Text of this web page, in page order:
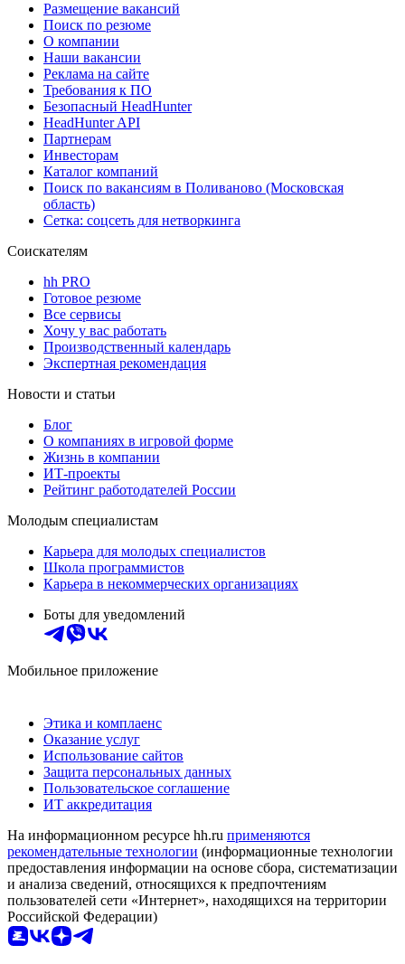
Размещение вакансий
Поиск по резюме
О компании
Наши вакансии
Реклама на сайте
Требования к ПО
Безопасный HeadHunter
HeadHunter API
Партнерам
Инвесторам
Каталог компаний
Поиск по вакансиям в Поливаново (Московская
область)
Сетка: соцсеть для нетворкинга
Соискателям
hh PRO
Готовое резюме
Все сервисы
Хочу у вас работать
Производственный календарь
Экспертная рекомендация
Новости и статьи
Блог
О компаниях в игровой форме
Жизнь в компании
ИТ-проекты
Рейтинг работодателей России
Молодым специалистам
Карьера для молодых специалистов
Школа программистов
Карьера в некоммерческих организациях
Боты для уведомлений
Мобильное приложение
Этика и комплаенс
Оказание услуг
Использование сайтов
Защита персональных данных
Пользовательское соглашение
ИТ аккредитация
На информационном ресурсе hh.ru применяются
рекомендательные технологии (информационные технологии
предоставления информации на основе сбора, систематизации
и анализа сведений, относящихся к предпочтениям
пользователей сети «Интернет», находящихся на территории
Российской Федерации)